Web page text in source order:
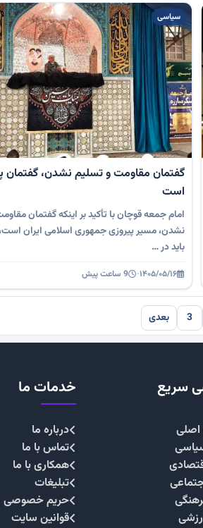
سیاسی
گفتمان مقاومت و تسلیم نشدن، گفتمان
است
امام جمعه قوچان با تأکید بر اینکه گفتمان
نشدن، مسیر پیروزی جمهوری اسلامی ایران
باید در …
۱۴۰۵/۰۵/۱۶· 9 ساعت پیش
3 بعدی
سریع خدمات ما
درباره ما
تماس با ما
همکاری با ما
تبلیغات
حریم خصوصی
قوانین سایت